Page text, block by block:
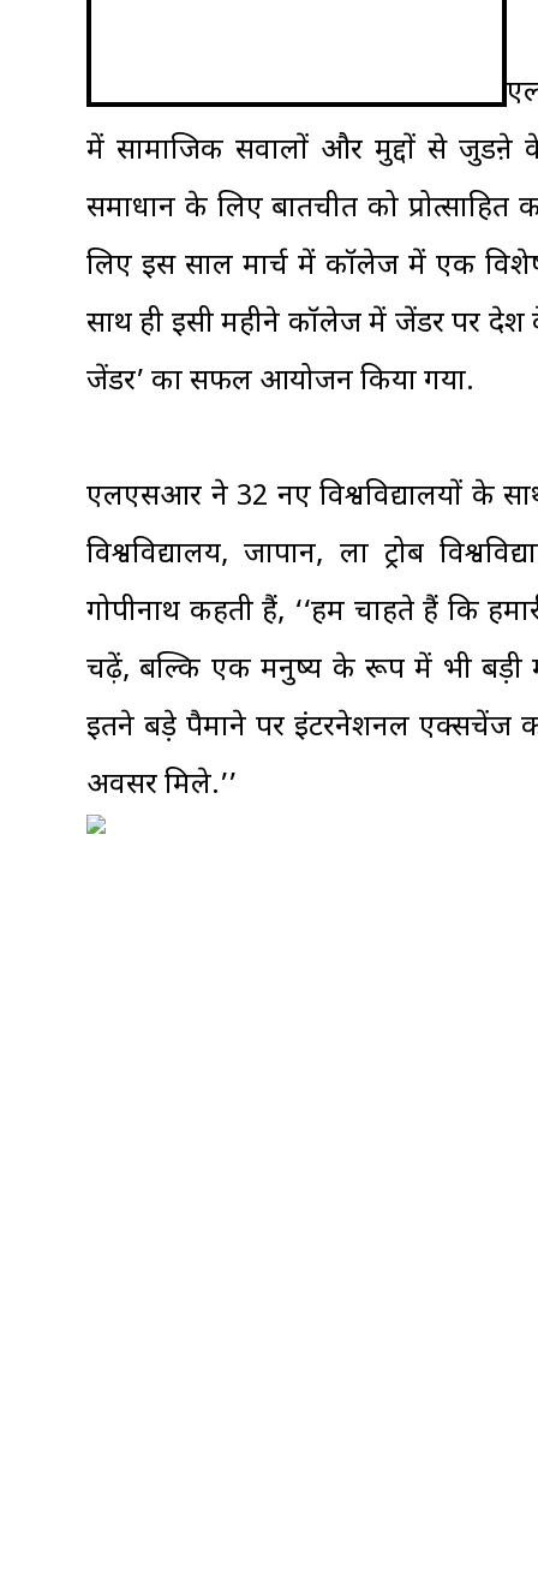
में सामाजिक सवालों और मुद्दों से जुडऩे
समाधान के लिए बातचीत को
लिए इस साल मार्च में कॉलेज में एक विशेष
साथ ही इसी महीने कॉलेज में जेंडर पर
जेंडर’ का सफल आयोजन किया गया.
एलएसआर ने 32 नए विश्वविद्यालयों
विश्वविद्यालय, जापान, ला ट्रोब
गोपीनाथ कहती हैं, ‘‘हम चाहते हैं कि
चढ़ें, बल्कि एक मनुष्य के रूप में भी बड़ी
इतने बड़े पैमाने पर इंटरनेशनल एक्सचेंज
अवसर मिले.’’